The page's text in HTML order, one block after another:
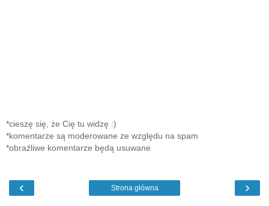
*cieszę się, że Cię tu widzę :)
*komentarze są moderowane ze względu na spam
*obraźliwe komentarze będą usuwane
‹ ›
Strona główna